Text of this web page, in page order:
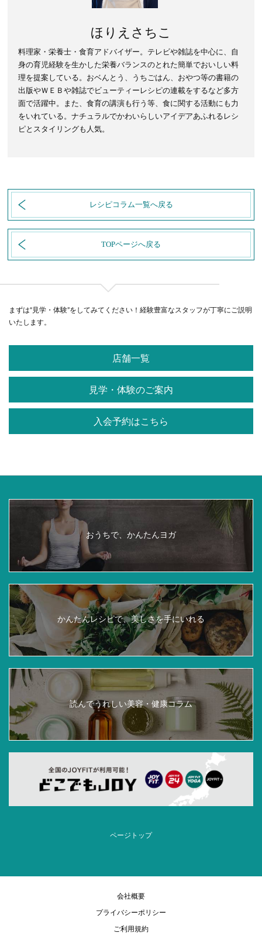
ほりえさちこ
料理家・栄養士・食育アドバイザー。テレビや雑誌を中心に、自
身の育児経験を生かした栄養バランスのとれた簡単でおいしい料
理を提案している。おベんとう、うちごはん、おやつ等の書籍の
出版やＷＥＢや雑誌でビューティーレシピの連載をするなど多方
面で活躍中。また、食育の講演も行う等、食に関する活動にも力
をいれている。ナチュラルでかわいらしいアイデアあふれるレシ
ピとスタイリングも人気。
レシピコラム一覧へ戻る
TOPページへ戻る
まずは“見学・体験”をしてみてください！経験豊富なスタッフが丁寧にご説明
いたします。
店舗一覧
見学・体験のご案内
入会予約はこちら
おうちで、 かんたんヨガ
かんたんレシピで、美しさを手にいれる
読んでうれしい美容・健康コラム
ページトップ
会社概要
プライバシーポリシー
ご利用規約